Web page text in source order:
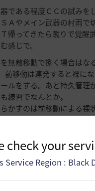
check your
Service Region : Black
である程度ＣＣの試みを
Ａやメイン武器の村雨で
帰ってきたら蹴りで覚醒
感じで。
無敵移動で捌く場合はな
前移動は連発すると裸に
ルをする。あと持久管理
練習でなんとか。
かすのは前移動による裸
MOB狩りで相手との距離
を捌いたりＣＣを叩き込む
を知らないと無理なのでそ
うがいいです。